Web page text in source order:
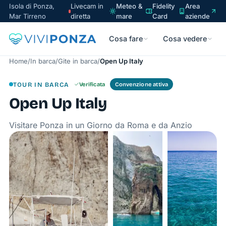
Isola di Ponza,
Mar Tirreno
Livecam in
diretta
Meteo &
mare
Fidelity
Card
Area
aziende
Cosa fare Cosa vedere
Home/In barca/Gite in barca/Open Up Italy
TOUR IN BARCA Verificata Convenzione attiva
Open Up Italy
Visitare Ponza in un Giorno da Roma e da Anzio